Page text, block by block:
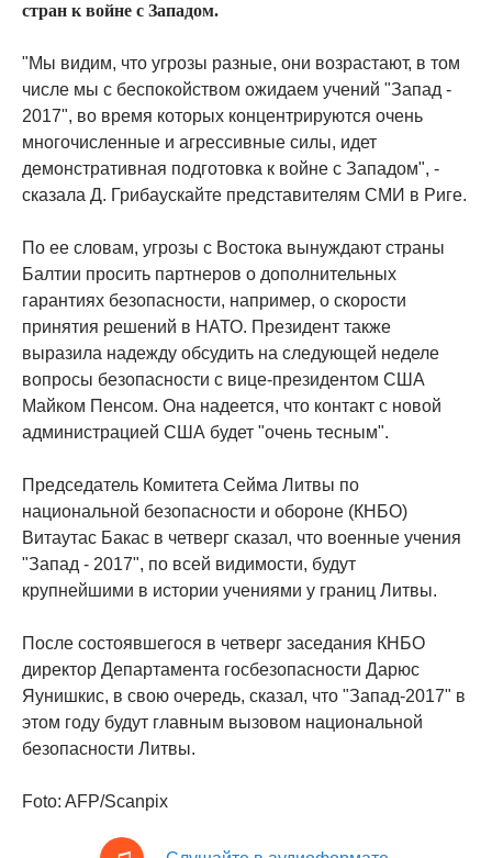
стран к войне с Западом.
"Мы видим, что угрозы разные, они возрастают, в том
числе мы с беспокойством ожидаем учений "Запад -
2017", во время которых концентрируются очень
многочисленные и агрессивные силы, идет
демонстративная подготовка к войне с Западом", -
сказала Д. Грибаускайте представителям СМИ в Риге.
По ее словам, угрозы с Востока вынуждают страны
Балтии просить партнеров о дополнительных
гарантиях безопасности, например, о скорости
принятия решений в НАТО. Президент также
выразила надежду обсудить на следующей неделе
вопросы безопасности с вице-президентом США
Майком Пенсом. Она надеется, что контакт с новой
администрацией США будет "очень тесным".
Председатель Комитета Сейма Литвы по
национальной безопасности и обороне (КНБО)
Витаутас Бакас в четверг сказал, что военные учения
"Запад - 2017", по всей видимости, будут
крупнейшими в истории учениями у границ Литвы.
После состоявшегося в четверг заседания КНБО
директор Департамента госбезопасности Дарюс
Яунишкис, в свою очередь, сказал, что "Запад-2017" в
этом году будут главным вызовом национальной
безопасности Литвы.
Foto: AFP/Scanpix